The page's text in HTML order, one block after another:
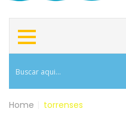
Home torrenses